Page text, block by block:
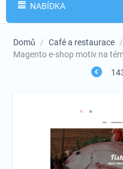
NABÍDKA
Domů / Café a restaurace /
Magento e-shop motiv na